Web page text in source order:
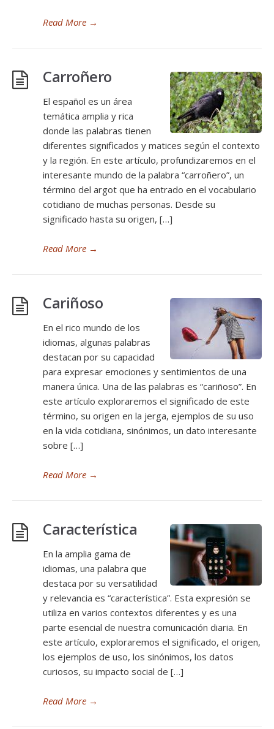
Read More →
Carroñero
El español es un área
temática amplia y rica
donde las palabras tienen
diferentes significados y matices según el contexto
y la región. En este artículo, profundizaremos en el
interesante mundo de la palabra “carroñero”, un
término del argot que ha entrado en el vocabulario
cotidiano de muchas personas. Desde su
significado hasta su origen, […]
Read More →
Cariñoso
En el rico mundo de los
idiomas, algunas palabras
destacan por su capacidad
para expresar emociones y sentimientos de una
manera única. Una de las palabras es “cariñoso”. En
este artículo exploraremos el significado de este
término, su origen en la jerga, ejemplos de su uso
en la vida cotidiana, sinónimos, un dato interesante
sobre […]
Read More →
Característica
En la amplia gama de
idiomas, una palabra que
destaca por su versatilidad
y relevancia es “característica”. Esta expresión se
utiliza en varios contextos diferentes y es una
parte esencial de nuestra comunicación diaria. En
este artículo, exploraremos el significado, el origen,
los ejemplos de uso, los sinónimos, los datos
curiosos, su impacto social de […]
Read More →